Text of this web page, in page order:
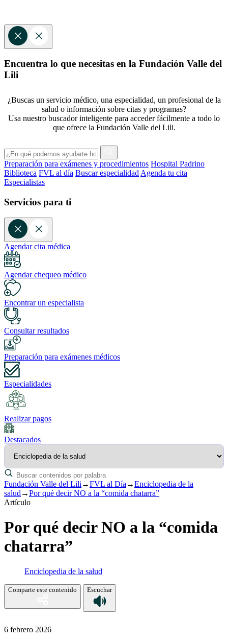
Encuentra lo que necesitas en la Fundación Valle del
Lili
¿Buscas un servicio médico, una especialidad, un profesional de la
salud o información sobre citas y programas?
Usa nuestro buscador inteligente para acceder fácilmente a todo lo
que ofrece la Fundación Valle del Lili.
Preparación para exámenes y procedimientos Hospital Padrino
Biblioteca FVL al día Buscar especialidad Agenda tu cita
Especialistas
Servicios para ti
Agendar cita médica
Agendar chequeo médico
Encontrar un especialista
Consultar resultados
Preparación para exámenes médicos
Especialidades
Realizar pagos
Destacados
Fundación Valle del Lili →FVL al Día →Enciclopedia de la
salud →Por qué decir NO a la “comida chatarra”
Artículo
Por qué decir NO a la “comida
chatarra”
Enciclopedia de la salud
Comparte este contenido Escuchar
6 febrero 2026